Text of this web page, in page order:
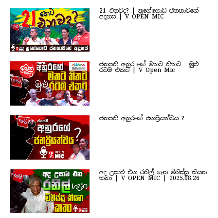
21 එනවද? | නුගේගොඩ ජනතාවගේ
අදහස් | V OPEN MIC
ජනපති අනුර ගේ මතට තිතට - මුළු
රටම එකට | V Open Mic
ජනපති අනුරගේ ජනප්‍රියත්වය ?
අද උසාවි එන රනිල් ගැන මිනිස්සු කියන
කතා | V OPEN MIC | 2025.08.26